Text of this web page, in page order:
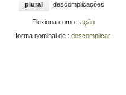
plural
descomplicações
Flexiona como : ação
forma nominal de : descomplicar